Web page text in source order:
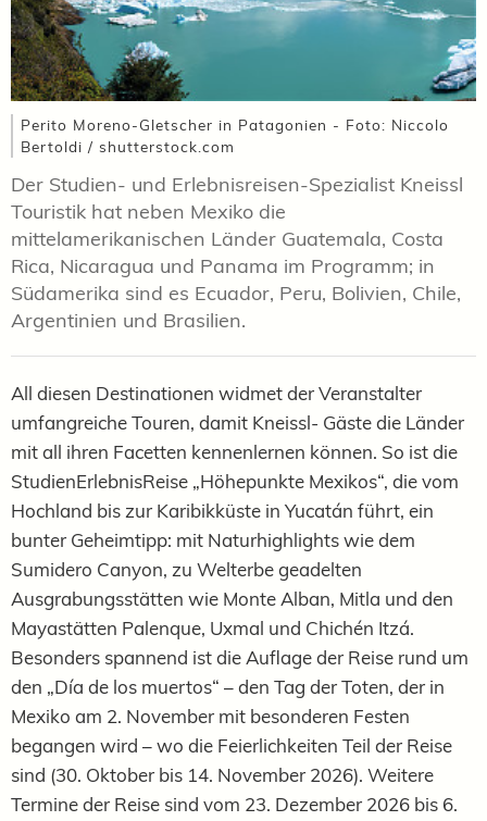
Perito Moreno-Gletscher in Patagonien - Foto: Niccolo
Bertoldi / shutterstock.com
Der Studien- und Erlebnisreisen-Spezialist Kneissl
Touristik hat neben Mexiko die
mittelamerikanischen Länder Guatemala, Costa
Rica, Nicaragua und Panama im Programm; in
Südamerika sind es Ecuador, Peru, Bolivien, Chile,
Argentinien und Brasilien.
All diesen Destinationen widmet der Veranstalter
umfangreiche Touren, damit Kneissl- Gäste die Länder
mit all ihren Facetten kennenlernen können. So ist die
StudienErlebnisReise „Höhepunkte Mexikos“, die vom
Hochland bis zur Karibikküste in Yucatán führt, ein
bunter Geheimtipp: mit Naturhighlights wie dem
Sumidero Canyon, zu Welterbe geadelten
Ausgrabungsstätten wie Monte Alban, Mitla und den
Mayastätten Palenque, Uxmal und Chichén Itzá.
Besonders spannend ist die Auflage der Reise rund um
den „Día de los muertos“ – den Tag der Toten, der in
Mexiko am 2. November mit besonderen Festen
begangen wird – wo die Feierlichkeiten Teil der Reise
sind (30. Oktober bis 14. November 2026). Weitere
Termine der Reise sind vom 23. Dezember 2026 bis 6.